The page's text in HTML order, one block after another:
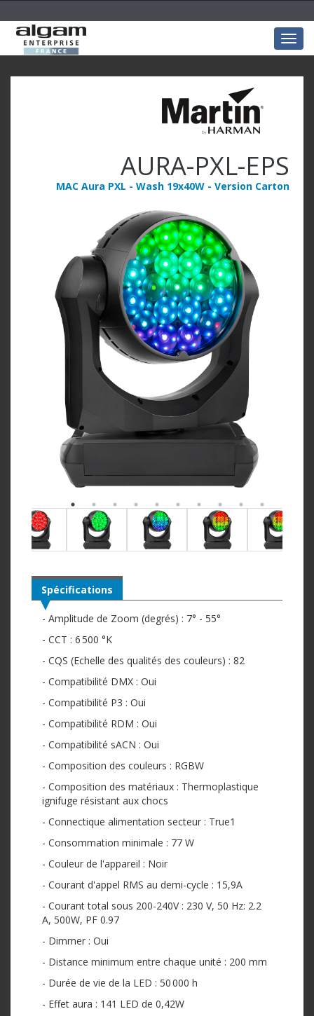
AURA-PXL-EPS
MAC Aura PXL - Wash 19x40W - Version Carton
Spécifications
- Amplitude de Zoom (degrés) : 7° - 55°
- CCT : 6 500 °K
- CQS (Echelle des qualités des couleurs) : 82
- Compatibilité DMX : Oui
- Compatibilité P3 : Oui
- Compatibilité RDM : Oui
- Compatibilité sACN : Oui
- Composition des couleurs : RGBW
- Composition des matériaux : Thermoplastique
ignifuge résistant aux chocs
- Connectique alimentation secteur : True1
- Consommation minimale : 77 W
- Couleur de l'appareil : Noir
- Courant d'appel RMS au demi-cycle : 15,9A
- Courant total sous 200-240V : 230 V, 50 Hz: 2.2
A, 500W, PF 0.97
- Dimmer : Oui
- Distance minimum entre chaque unité : 200 mm
- Durée de vie de la LED : 50 000 h
- Effet aura : 141 LED de 0,42W